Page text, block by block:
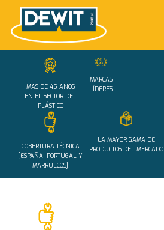
main
content
MÁS DE 45 AÑOS
EN EL SECTOR DEL
PLÁSTICO
MARCAS
LÍDERES
COBERTURA TÉCNICA
[ESPAÑA, PORTUGAL Y
MARRUECOS]
LA MAYOR GAMA DE
PRODUCTOS DEL MERCADO